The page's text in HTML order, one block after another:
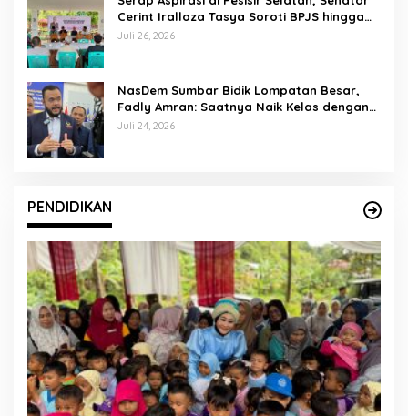
Cerint Iralloza Tasya Soroti BPJS hingga
Kurikulum Merdeka
Juli 26, 2026
NasDem Sumbar Bidik Lompatan Besar,
Fadly Amran: Saatnya Naik Kelas dengan
Kader Berkualitas
Juli 24, 2026
PENDIDIKAN